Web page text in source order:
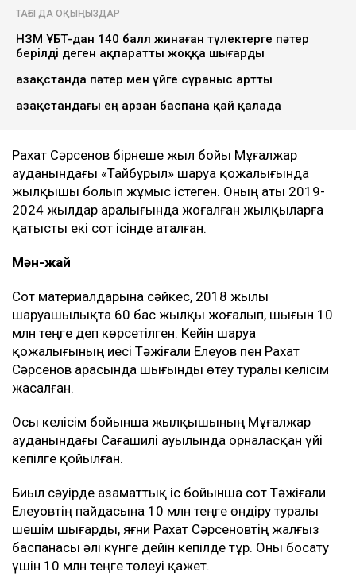
ТАҒЫ ДА ОҚЫҢЫЗДАР
НЗМ ҰБТ-дан 140 балл жинаған түлектерге пәтер
берілді деген ақпаратты жоққа шығарды
Қазақстанда пәтер мен үйге сұраныс артты
Қазақстандағы ең арзан баспана қай қалада
Рахат Сәрсенов бірнеше жыл бойы Мұғалжар
ауданындағы «Тайбурыл» шаруа қожалығында
жылқышы болып жұмыс істеген. Оның аты 2019-
2024 жылдар аралығында жоғалған жылқыларға
қатысты екі сот ісінде аталған.
Мән-жай
Сот материалдарына сәйкес, 2018 жылы
шаруашылықта 60 бас жылқы жоғалып, шығын 10
млн теңге деп көрсетілген. Кейін шаруа
қожалығының иесі Тәжіғали Елеуов пен Рахат
Сәрсенов арасында шығынды өтеу туралы келісім
жасалған.
Осы келісім бойынша жылқышының Мұғалжар
ауданындағы Сағашилі ауылында орналасқан үйі
кепілге қойылған.
Биыл сәуірде азаматтық іс бойынша сот Тәжіғали
Елеуовтің пайдасына 10 млн теңге өндіру туралы
шешім шығарды, яғни Рахат Сәрсеновтің жалғыз
баспанасы әлі күнге дейін кепілде тұр. Оны босату
үшін 10 млн теңге төлеуі қажет.